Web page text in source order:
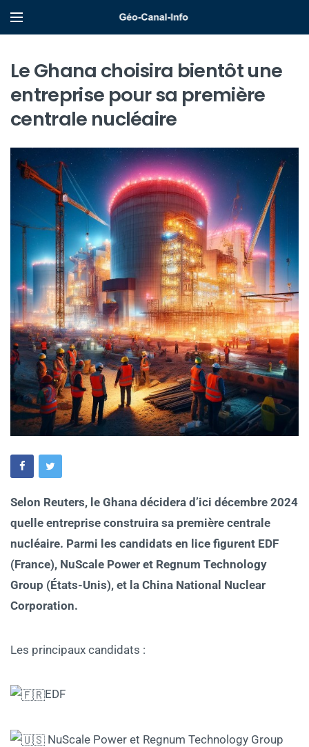
Le Ghana choisira bientôt une
entreprise pour sa première
centrale nucléaire
Selon Reuters, le Ghana décidera d’ici décembre 2024
quelle entreprise construira sa première centrale
nucléaire. Parmi les candidats en lice figurent EDF
(France), NuScale Power et Regnum Technology
Group (États-Unis), et la China National Nuclear
Corporation.
Les principaux candidats :
EDF
NuScale Power et Regnum Technology Group